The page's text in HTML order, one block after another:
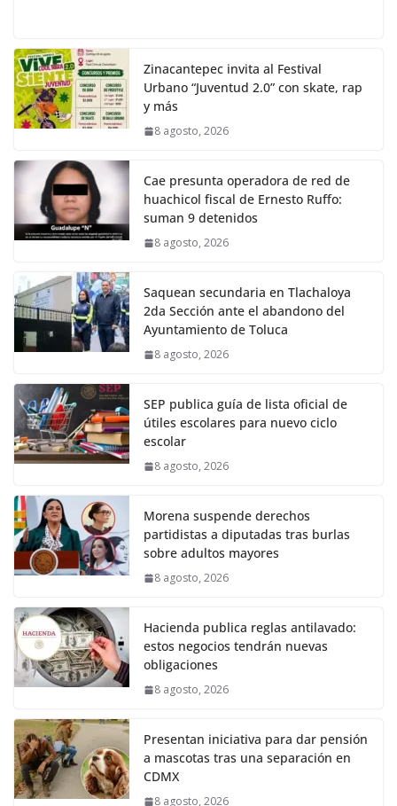
Zinacantepec invita al Festival
Urbano “Juventud 2.0” con skate, rap
y más
8 agosto, 2026
Cae presunta operadora de red de
huachicol fiscal de Ernesto Ruffo:
suman 9 detenidos
8 agosto, 2026
Saquean secundaria en Tlachaloya
2da Sección ante el abandono del
Ayuntamiento de Toluca
8 agosto, 2026
SEP publica guía de lista oficial de
útiles escolares para nuevo ciclo
escolar
8 agosto, 2026
Morena suspende derechos
partidistas a diputadas tras burlas
sobre adultos mayores
8 agosto, 2026
Hacienda publica reglas antilavado:
estos negocios tendrán nuevas
obligaciones
8 agosto, 2026
Presentan iniciativa para dar pensión
a mascotas tras una separación en
CDMX
8 agosto, 2026